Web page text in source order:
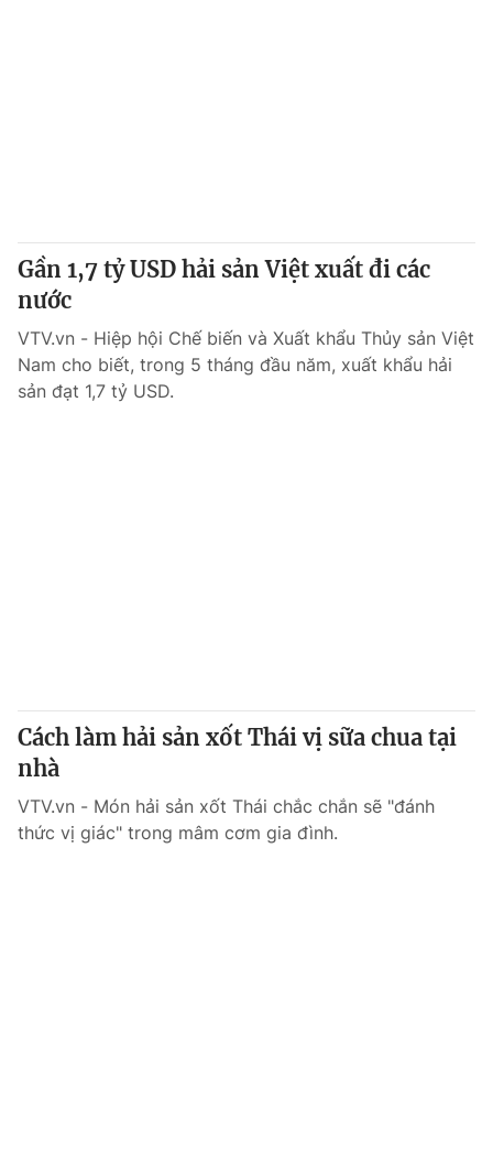
Gần 1,7 tỷ USD hải sản Việt xuất đi các
nước
VTV.vn - Hiệp hội Chế biến và Xuất khẩu Thủy sản Việt
Nam cho biết, trong 5 tháng đầu năm, xuất khẩu hải
sản đạt 1,7 tỷ USD.
Cách làm hải sản xốt Thái vị sữa chua tại
nhà
VTV.vn - Món hải sản xốt Thái chắc chắn sẽ "đánh
thức vị giác" trong mâm cơm gia đình.